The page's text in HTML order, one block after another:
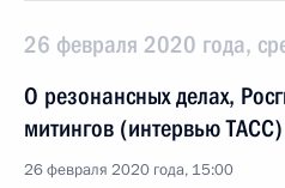
26 февраля 2020 года,
О резонансных делах,
митингов (интервью ТАСС)
26 февраля 2020 года, 15:00